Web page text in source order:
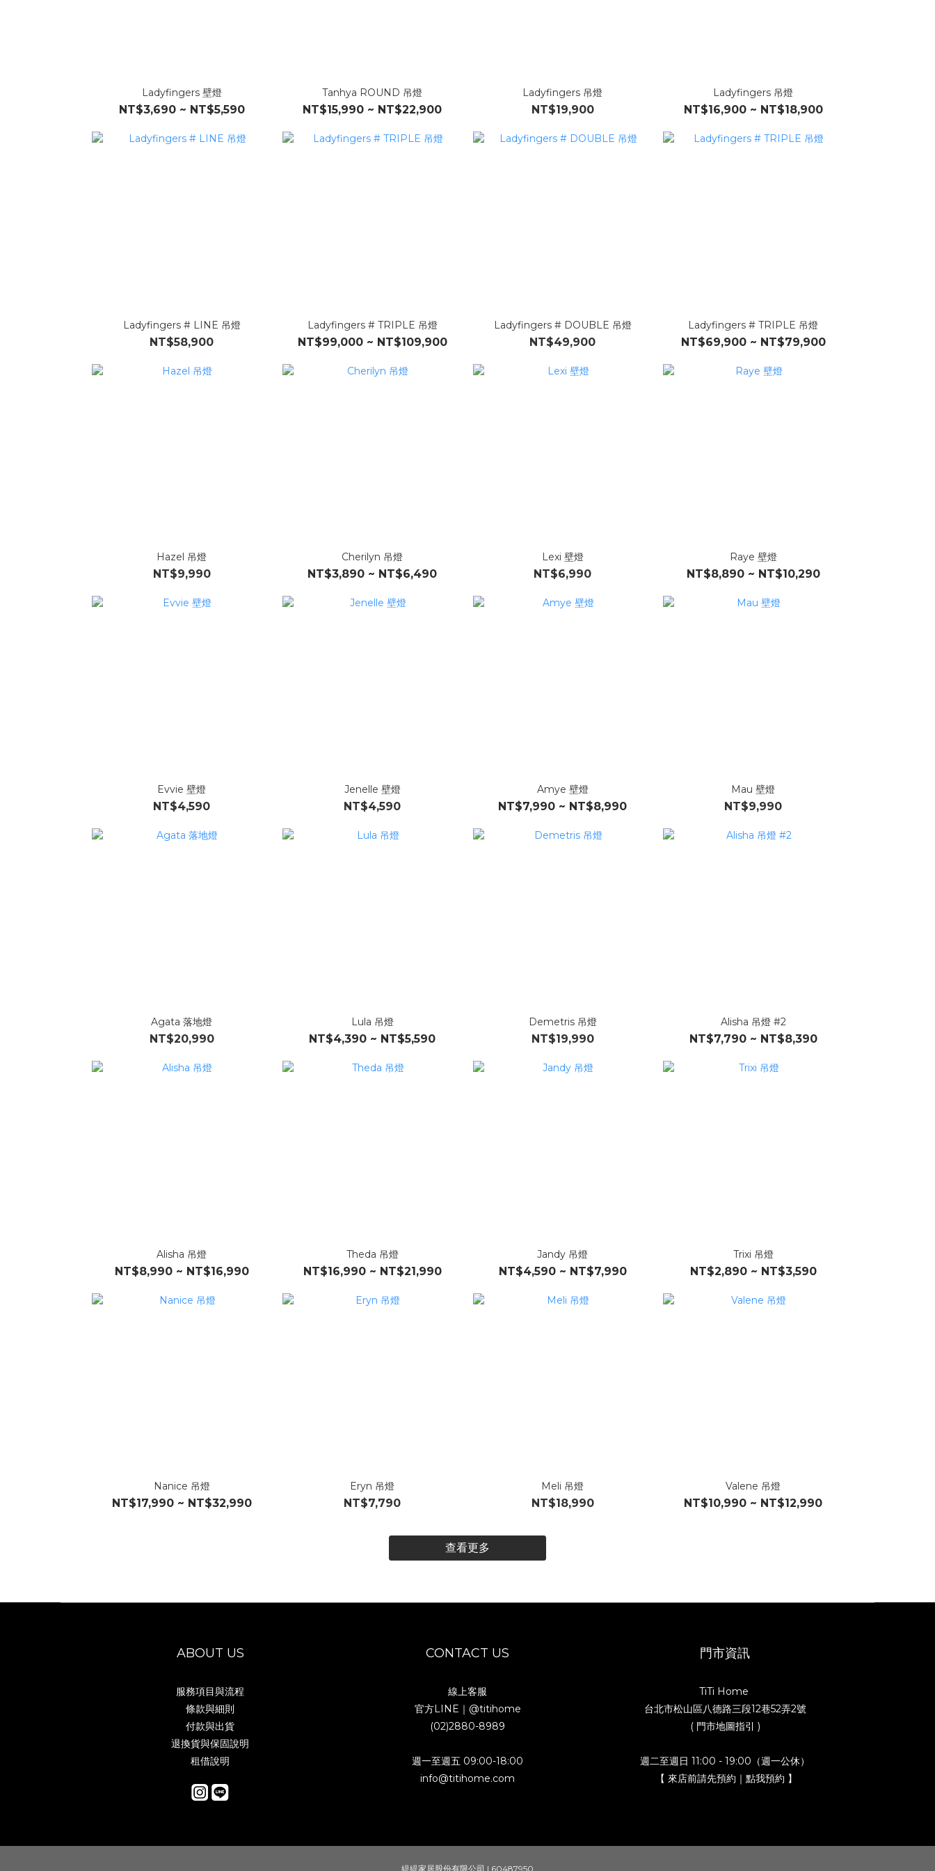
Ladyfingers 壁燈
NT$3,690 ~ NT$5,590
Tanhya ROUND 吊燈
NT$15,990 ~ NT$22,900
Ladyfingers 吊燈
NT$19,900
Ladyfingers 吊燈
NT$16,900 ~ NT$18,900
Ladyfingers # LINE 吊燈
NT$58,900
Ladyfingers # TRIPLE 吊燈
NT$99,000 ~ NT$109,900
Ladyfingers # DOUBLE 吊燈
NT$49,900
Ladyfingers # TRIPLE 吊燈
NT$69,900 ~ NT$79,900
Hazel 吊燈
NT$9,990
Cherilyn 吊燈
NT$3,890 ~ NT$6,490
Lexi 壁燈
NT$6,990
Raye 壁燈
NT$8,890 ~ NT$10,290
Evvie 壁燈
NT$4,590
Jenelle 壁燈
NT$4,590
Amye 壁燈
NT$7,990 ~ NT$8,990
Mau 壁燈
NT$9,990
Agata 落地燈
NT$20,990
Lula 吊燈
NT$4,390 ~ NT$5,590
Demetris 吊燈
NT$19,990
Alisha 吊燈 #2
NT$7,790 ~ NT$8,390
Alisha 吊燈
NT$8,990 ~ NT$16,990
Theda 吊燈
NT$16,990 ~ NT$21,990
Jandy 吊燈
NT$4,590 ~ NT$7,990
Trixi 吊燈
NT$2,890 ~ NT$3,590
Nanice 吊燈
NT$17,990 ~ NT$32,990
Eryn 吊燈
NT$7,790
Meli 吊燈
NT$18,990
Valene 吊燈
NT$10,990 ~ NT$12,990
查看更多
ABOUT US
服務項目與流程
條款與細則
付款與出貨
退換貨與保固說明
租借說明
CONTACT US
線上客服
官方LINE｜ @titihome
(02)2880-8989
週一至週五 09:00-18:00
info@titihome.com
門市資訊
TiTi Home
台北市松山區八德路三段12巷52弄2號
( 門市地圖指引 )
週二至週日 11:00 - 19:00（週一公休）
【 來店前請先預約｜點我預約 】
緹緹家居股份有限公司 | 60487950